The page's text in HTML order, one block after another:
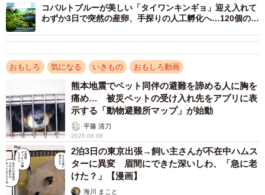
あれ？どうして卵が…（るうさん提供）
3/3
ついに子ガニたちが…（るうさん提供）
コバルトブルーが美しい「タイワンキンギョ」迎え入れて
わずか3日で突然の産卵、手探りの人工孵化へ…120個の卵
おもしろ 気になる いきもの おもしろ動画
熊本地震でペット同伴の避難を諦める人に胸を
痛め… 被災ペットの受け入れ先をアプリに表
示する「動物避難所マップ」が始動
平藤 清刀
2026.08.08
2泊3日の東京出張→飼い主さんが不在中ハムス
ターに異変 眉間にできた深いしわ、「急に老
けた？」【漫画】
海川 まこと